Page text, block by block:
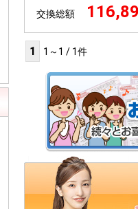
交換総額
1 1～1 / 1件